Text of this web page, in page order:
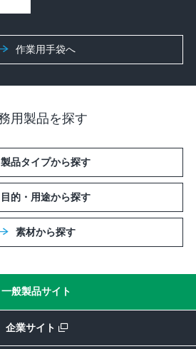
作業⽤⼿袋へ
用製品を探す
製品タイプから探す
目的・用途から探す
素材から探す
一般製品サイト
企業サイト